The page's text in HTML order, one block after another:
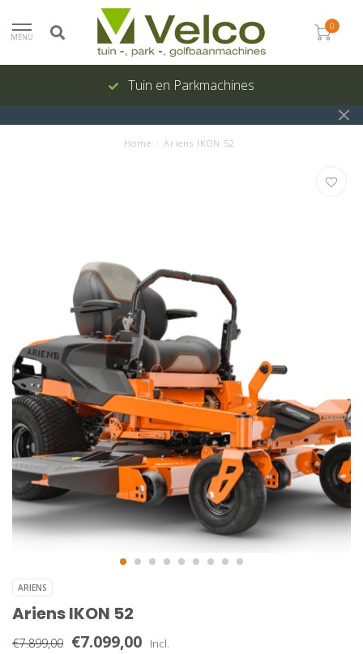
MENU
0
Tuin en Parkmachines
Home Ariens IKON 52
ARIENS
Ariens IKON 52
€7.899,00 €7.099,00
Incl.